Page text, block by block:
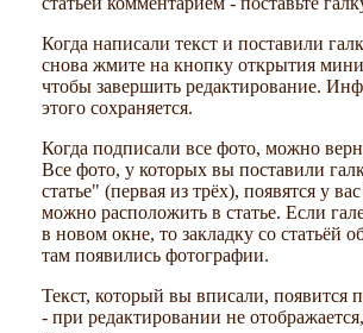
Когда написали текст и поставили
снова жмите на кнопку открытия
чтобы завершить редактирование.
этого сохраняется.
Когда подписали все фото, можно
Все фото, у которых вы поставили
статье" (первая из трёх), появятся у
можно расположить в статье. Если
в новом окне, то закладку со статьёй
там появились фотографии.
Текст, который вы вписали, появится
- при редактировании не